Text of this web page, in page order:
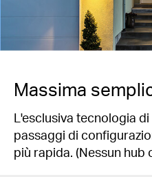
Massima
L'esclusiva tecnologia
passaggi di
più rapida. (Nessun